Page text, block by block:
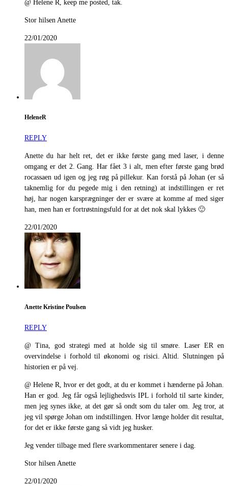
@ Helene R, keep me posted, tak.
Stor hilsen Anette
22/01/2020
HeleneR
REPLY
Anette du har helt ret, det er ikke første gang med laser, i denne
omgang er det 2. Gang. Har fået 3 i alt, men efter første gang brød
rocassaen ud igen og jeg røg på pillekur. Kan forstå på Johan (er så
taknemlig for du pegede mig i den retning) at indstillingen er ret
høj, har nogen karsprægninger der er svære at komme af med siger
han, men han er fortrøstningsfuld for at det nok skal lykkes 🙂
22/01/2020
Anette Kristine Poulsen
REPLY
@ Tina, god strategi med at holde sig til smøre. Laser ER en
overvindelse i forhold til økonomi og risici. Altid. Slutningen på
historien er på vej.
@ Helene R, hvor er det godt, at du er kommet i hænderne på Johan.
Han er god. Jeg får også lejlighedsvis IPL i forhold til sarte kinder,
men jeg synes ikke, at det gør så ondt som du taler om. Jeg tror, at
jeg vil spørge Johan om indstillingen. Hvor længe holder dit resultat,
for det er ikke første gang så vidt jeg husker.
Jeg vender tilbage med flere svarkommentarer senere i dag.
Stor hilsen Anette
22/01/2020